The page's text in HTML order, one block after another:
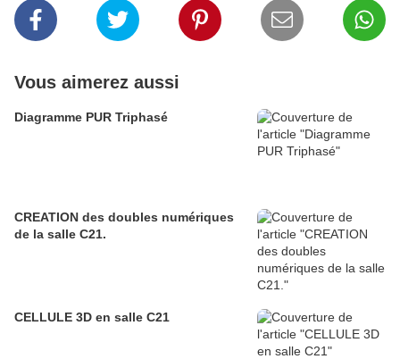
Vous aimerez aussi
Diagramme PUR Triphasé
CREATION des doubles numériques
de la salle C21.
CELLULE 3D en salle C21